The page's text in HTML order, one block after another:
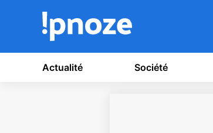
Actualité Société